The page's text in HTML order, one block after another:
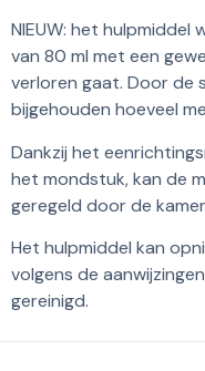
NIEUW: het
van 80 ml met een
verloren gaat. Door de
bijgehouden hoeveel
Dankzij het
het mondstuk, kan de
geregeld door de
Het hulpmiddel kan
volgens de
gereinigd.